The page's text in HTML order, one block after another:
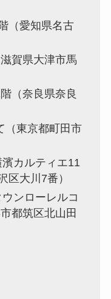
（愛知県名古
賀県大津市馬
（奈良県奈良
（東京都町田市
カルティエ11
区大川7番）
ンローレルコ
都筑区北山田